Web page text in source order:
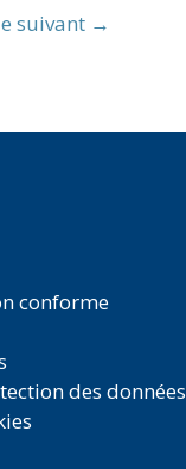
suivant →
conforme
des données